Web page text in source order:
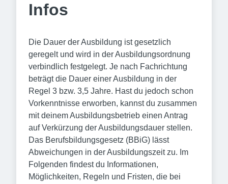
Infos
Die Dauer der Ausbildung ist gesetzlich
geregelt und wird in der Ausbildungsordnung
verbindlich festgelegt. Je nach Fachrichtung
beträgt die Dauer einer Ausbildung in der
Regel 3 bzw. 3,5 Jahre. Hast du jedoch schon
Vorkenntnisse erworben, kannst du zusammen
mit deinem Ausbildungsbetrieb einen Antrag
auf Verkürzung der Ausbildungsdauer stellen.
Das Berufsbildungsgesetz (BBiG) lässt
Abweichungen in der Ausbildungszeit zu. Im
Folgenden findest du Informationen,
Möglichkeiten, Regeln und Fristen, die bei